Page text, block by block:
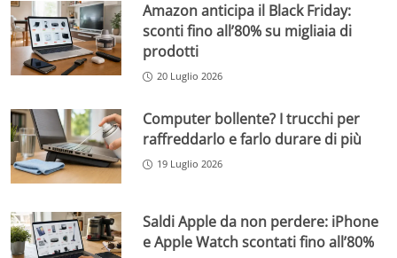
Amazon anticipa il Black Friday:
sconti fino all’80% su migliaia di
prodotti
20 Luglio 2026
Computer bollente? I trucchi per
raffreddarlo e farlo durare di più
19 Luglio 2026
Saldi Apple da non perdere: iPhone
e Apple Watch scontati fino all’80%